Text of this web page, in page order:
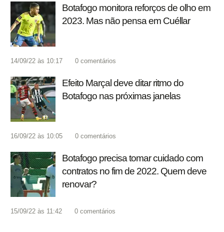
Botafogo monitora reforços de olho em
2023. Mas não pensa em Cuéllar
14/09/22 às 10:17 0 comentários
Efeito Marçal deve ditar ritmo do
Botafogo nas próximas janelas
16/09/22 às 10:05 0 comentários
Botafogo precisa tomar cuidado com
contratos no fim de 2022. Quem deve
renovar?
15/09/22 às 11:42 0 comentários